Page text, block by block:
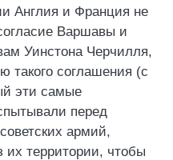
Англия и Франция не
Варшавы и
Уинстона Черчилля,
такого соглашения (с
эти самые
перед
армий,
их территории, чтобы